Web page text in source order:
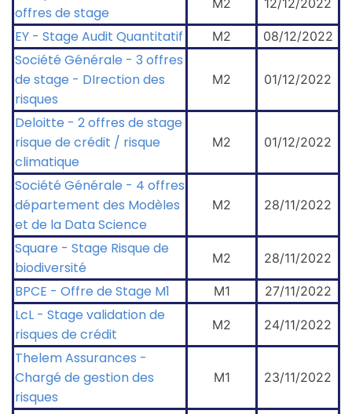
offres de stage
M2 12/12/2022
EY - Stage Audit Quantitatif M2 08/12/2022
Société Générale - 3 offres
de stage - DIrection des
risques
M2 01/12/2022
Deloitte - 2 offres de stage
risque de crédit / risque
climatique
M2 01/12/2022
Société Générale - 4 offres
département des Modèles
et de la Data Science
M2 28/11/2022
Square - Stage Risque de
biodiversité
M2 28/11/2022
BPCE - Offre de Stage M1 M1 27/11/2022
LcL - Stage validation de
risques de crédit
M2 24/11/2022
Thelem Assurances -
Chargé de gestion des
risques
M1 23/11/2022